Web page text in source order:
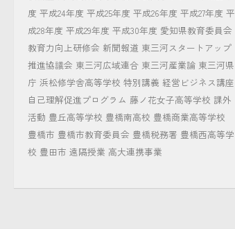
度 平成24年度 平成25年度 平成26年度 平成27年度 平
成28年度 平成29年度 平成30年度 愛知県教育委員会
教育力向上研修会 新聞報道 東三河スタートアップ
推進協議会 東三河広域連合 東三河産業論 東三河県
庁 浜松修学舎高等学校 特別講義 経営ビジネス講座
自己理解促進プログラム 藤ノ花女子高等学校 課外
活動 豊丘高等学校 豊橋南高校 豊橋商業高等学校
豊橋市 豊橋市教育委員会 豊橋税務署 豊橋西高等学
校 豊田市 遠隔授業 高大連携事業